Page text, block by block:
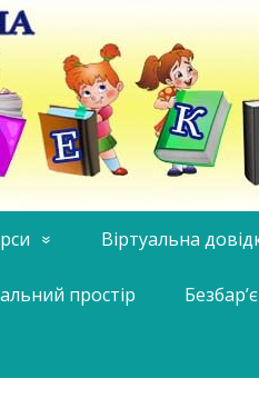
Віртуальна
простір